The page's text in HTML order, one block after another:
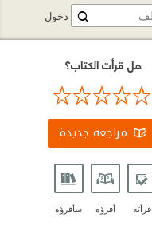
هل قرأت الكتاب؟
مراجعة جديدة
قرأته أقرؤه سأقرؤه
دخول